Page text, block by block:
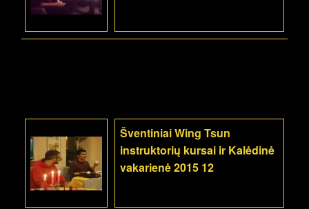
Šventiniai Wing Tsun
instruktorių kursai ir Kalėdinė
vakarienė 2015 12